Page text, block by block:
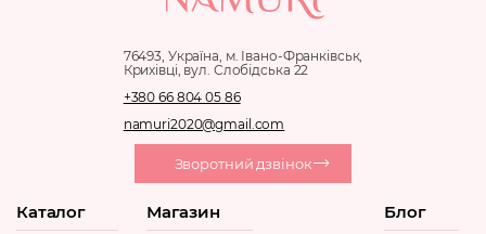
Tripeptide-5, Sodium Hyaluronate, Locustius Bark Extract,
Palmitoyl Pentapeptide-4, Nonapeptide-1, Acetyl
Octapeptide -3, Acetyl Hexapeptide-8, Hexapeptide-9,
76493, Україна, м. Івано-Франківськ,
Крихівці, вул. Слобідська 22
+380 66 804 05 86
namuri2020@gmail.com
Каталог Магазин Блог
Зворотний дзвінок